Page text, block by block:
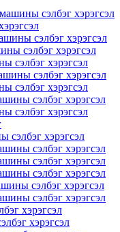
сэлбэг хэрэгсэл
сэлбэг хэрэгсэл
сэлбэг хэрэгсэл
сэлбэг хэрэгсэл
сэлбэг хэрэгсэл
сэлбэг хэрэгсэл
сэлбэг хэрэгсэл
сэлбэг хэрэгсэл
хэрэгсэл
сэлбэг хэрэгсэл
сэлбэг хэрэгсэл
сэлбэг хэрэгсэл
сэлбэг хэрэгсэл
сэлбэг хэрэгсэл
хэрэгсэл
хэрэгсэл